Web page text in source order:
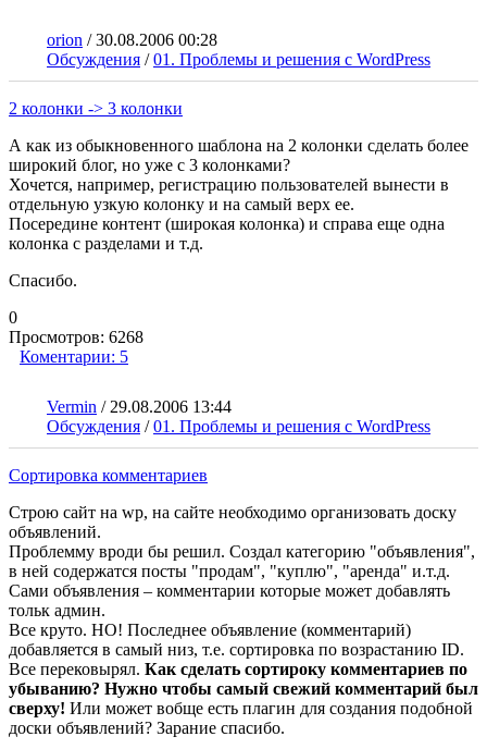
orion /30.08.2006 00:28
Обсуждения /01. Проблемы и решения с WordPress
2 колонки -> 3 колонки
А как из обыкновенного шаблона на 2 колонки сделать более
широкий блог, но уже с 3 колонками?
Хочется, например, регистрацию пользователей вынести в
отдельную узкую колонку и на самый верх ее.
Посередине контент (широкая колонка) и справа еще одна
колонка с разделами и т.д.
Спасибо.
0
Просмотров: 6268
Коментарии: 5
Vermin / 29.08.2006 13:44
Обсуждения /01. Проблемы и решения с WordPress
Сортировка комментариев
Строю сайт на wp, на сайте необходимо организовать доску
объявлений.
Проблемму вроди бы решил. Создал категорию "объявления",
в ней содержатся посты "продам", "куплю", "аренда" и.т.д.
Сами объявления – комментарии которые может добавлять
тольк админ.
Все круто. НО! Последнее объявление (комментарий)
добавляется в самый низ, т.е. сортировка по возрастанию ID.
Все перековырял. Как сделать сортироку комментариев по
убыванию? Нужно чтобы самый свежий комментарий был
сверху! Или может вобще есть плагин для создания подобной
доски объявлений? Зарание спасибо.